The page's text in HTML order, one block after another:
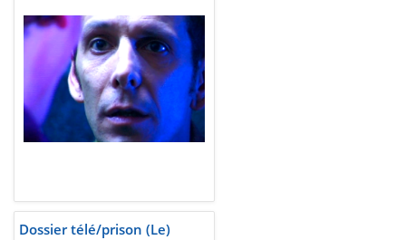
Dossier télé/prison (Le)